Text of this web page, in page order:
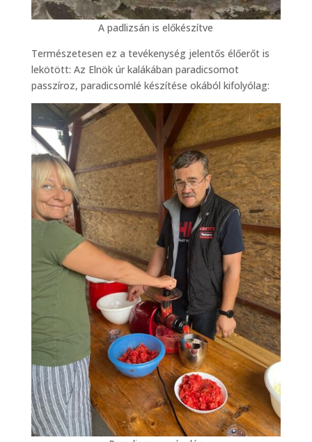
A padlizsán is előkészítve
Természetesen ez a tevékenység jelentős élőerőt is
lekötött: Az Elnök úr kalákában paradicsomot
passzíroz, paradicsomlé készítése okából kifolyólag: